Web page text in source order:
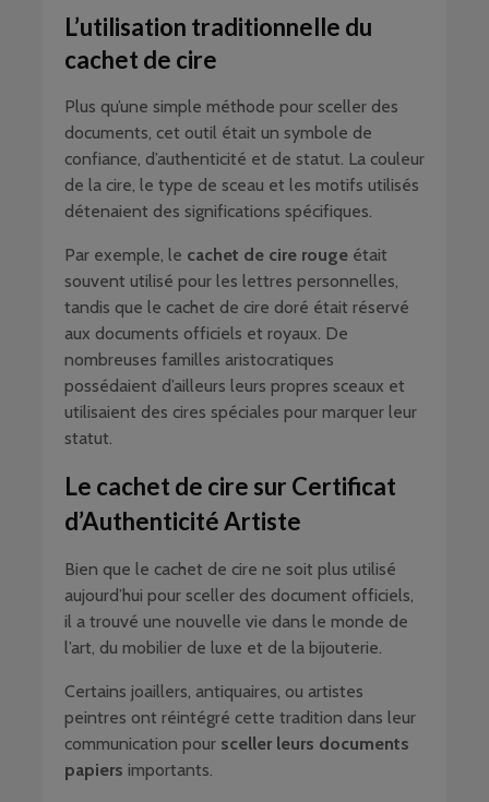
L’utilisation traditionnelle du
cachet de cire
Plus qu’une simple méthode pour sceller des
documents, cet outil était un symbole de
confiance, d’authenticité et de statut. La couleur
de la cire, le type de sceau et les motifs utilisés
détenaient des significations spécifiques.
Par exemple, le cachet de cire rouge était
souvent utilisé pour les lettres personnelles,
tandis que le cachet de cire doré était réservé
aux documents officiels et royaux. De
nombreuses familles aristocratiques
possédaient d’ailleurs leurs propres sceaux et
utilisaient des cires spéciales pour marquer leur
statut.
Le cachet de cire sur Certificat
d’Authenticité Artiste
Bien que le cachet de cire ne soit plus utilisé
aujourd’hui pour sceller des document officiels,
il a trouvé une nouvelle vie dans le monde de
l’art, du mobilier de luxe et de la bijouterie.
Certains joaillers, antiquaires, ou artistes
peintres ont réintégré cette tradition dans leur
communication pour sceller leurs documents
papiers importants.